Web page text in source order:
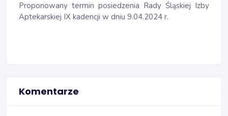
Proponowany termin posiedzenia Rady Śląskiej Izby
Aptekarskiej IX kadencji w dniu 9.04.2024 r.
Komentarze